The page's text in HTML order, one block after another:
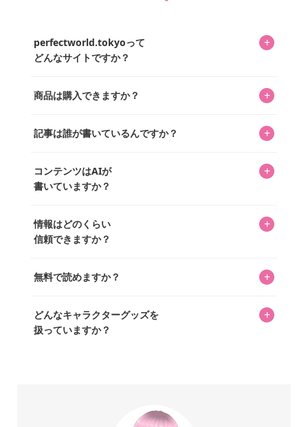
perfectworld.tokyoって
どんなサイトですか？
+
ってもらうニュースサイトです。運営はキャラグッズコレ
を中心に行われており、私たちは実際に40,000種のキャラグ
商品は購入できますか？ +
「perfectworld.shop」で、ほとんど全てのアイテムを購
があり、そこからジャンプできます。
記事は誰が書いているんですか？ +
ています。記事内の99%を超えるほぼすべての写真も、1枚
ずつ心を込めて自分たちで撮影したものです。さらに、10
ッズを収集し、月に1,000点の新商品を選定・購入する編集
長KOSが全記事を監修しています。
コンテンツはAIが
書いていますか？
+
書いています。AIは使用していません。編集長KOSが最終確
認を行い、手動で更新しています。
情報はどのくらい
信頼できますか？
+
いをお届けすることは保証します。なお、記事内に価格は
め、正確な情報をお伝えできないからです。
無料で読めますか？ +
どんなキャラクターグッズを
扱っていますか？
+
ーをいち早く皆さんにお届けすることも、私たちの使命の